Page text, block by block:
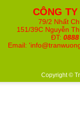
CÔNG
79/2 Nhất
151/39C Nguyễn
ĐT:
Email: '
Copyright ©